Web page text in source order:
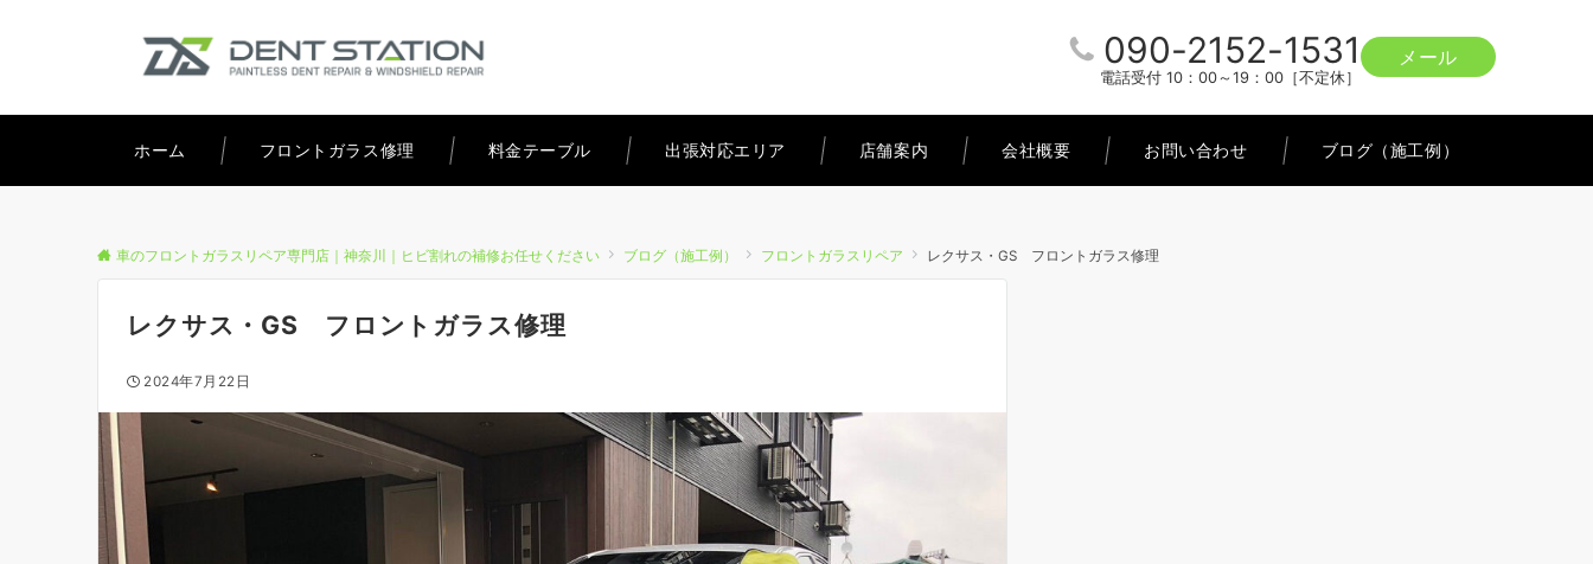
090-2152-1531
電話受付 10：00～19：00［不定休］
メール
ホーム フロントガラス修理 料金テーブル 出張対応エリア 店舗案内 会社概要 お問い合わせ ブログ（施工例）
車のフロントガラスリペア専門店｜神奈川｜ヒビ割れの補修お任せください ブログ（施工例） フロントガラスリペア レクサス・GS フロントガラス修理
レクサス・GS フロントガラス修理
2024年7月22日